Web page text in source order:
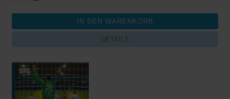
DETAILS